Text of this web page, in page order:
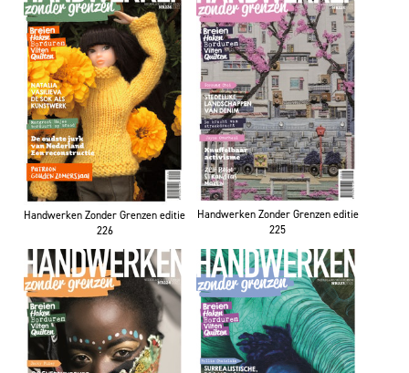
Handwerken Zonder Grenzen editie
226
Handwerken Zonder Grenzen editie
225